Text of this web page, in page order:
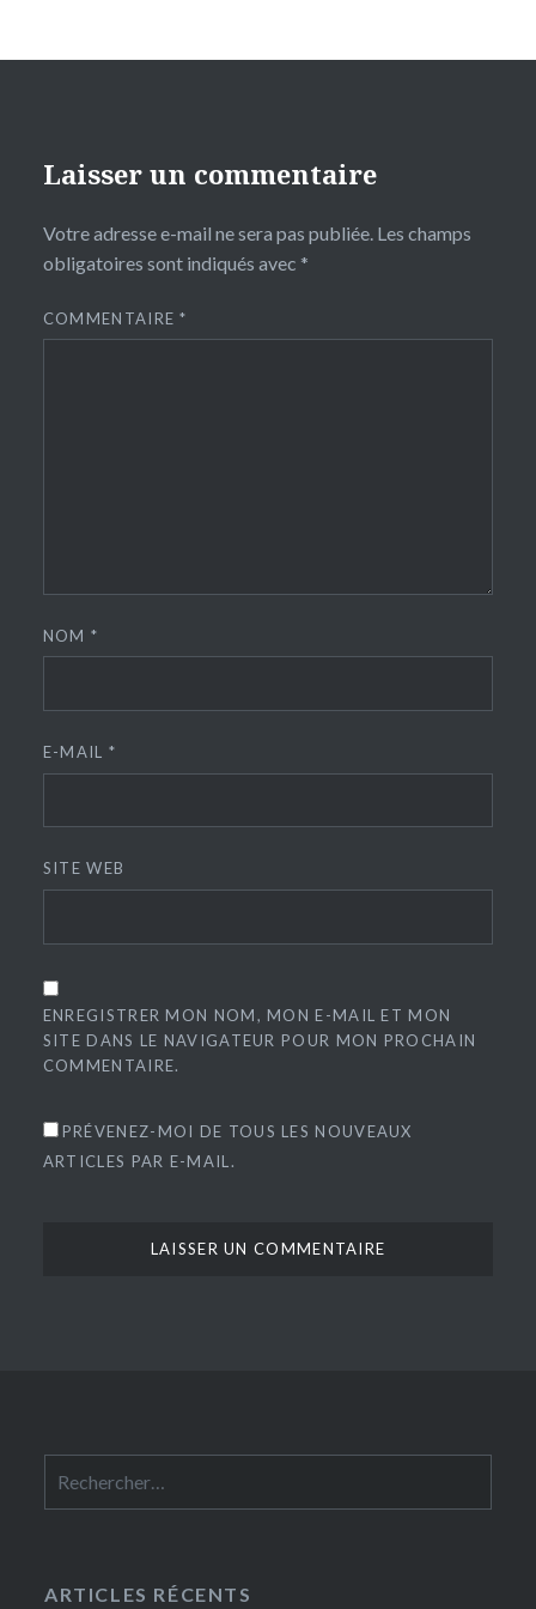
Laisser un commentaire
Votre adresse e-mail ne sera pas publiée. Les champs
obligatoires sont indiqués avec *
COMMENTAIRE*
NOM*
E-MAIL *
SITE WEB
ENREGISTRER MON NOM, MON E-MAIL ET MON
SITE DANS LE NAVIGATEUR POUR MON PROCHAIN
COMMENTAIRE.
PRÉVENEZ-MOI DE TOUS LES NOUVEAUX
ARTICLES PAR E-MAIL.
ARTICLES RÉCENTS